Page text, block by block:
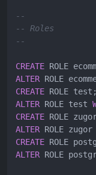
--
-- Roles
--
CREATE
ALTER ROLE
CREATE
ALTER ROLE test
CREATE
ALTER ROLE
CREATE
ALTER ROLE